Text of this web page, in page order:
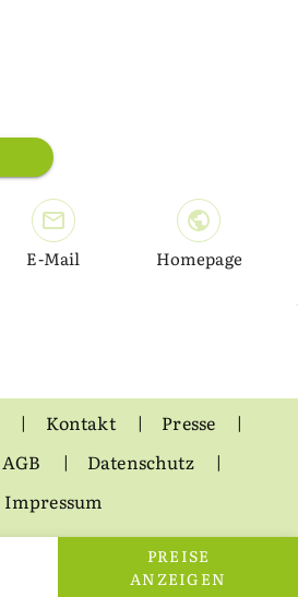
PREISE
ANZEIGEN
E-Mail Homepage
Kontakt
Presse
AGB
Datenschutz
Impressum